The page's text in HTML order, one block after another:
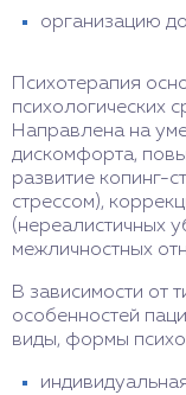
организацию
Психотерапия
психологических
Направлена на
дискомфорта,
развитие копинг-
стрессом),
(нереалистичных
межличностных
В зависимости от
особенностей
виды, формы